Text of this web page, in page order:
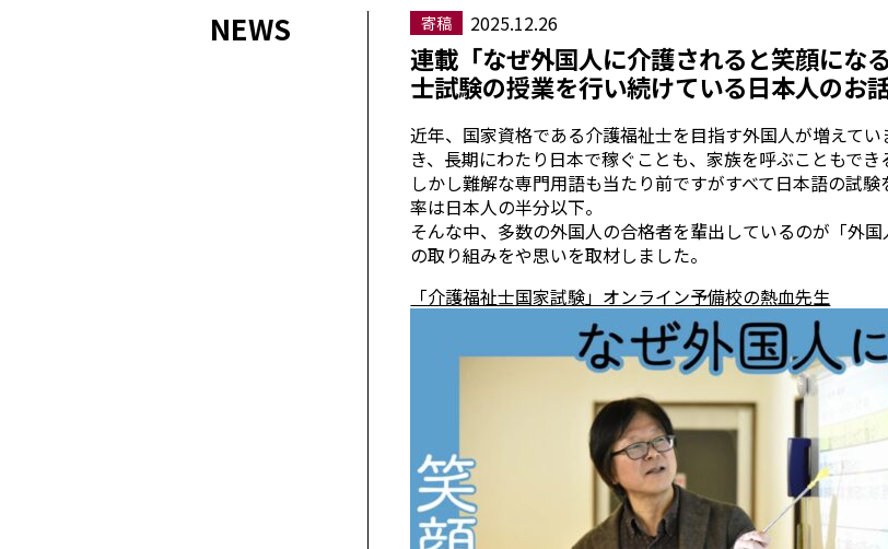
NEWS 寄稿 2025.12.26
連載「なぜ外国人に介護されると笑顔にな
士試験の授業を行い続けている日本人のお
近年、国家資格である介護福祉士を目指す外国人が増えて
き、長期にわたり日本で稼ぐことも、家族を呼ぶこともでき
しかし難解な専門用語も当たり前ですがすべて日本語の試
率は日本人の半分以下。
そんな中、多数の外国人の合格者を輩出しているのが「外
の取り組みをや思いを取材しました。
「介護福祉士国家試験」オンライン予備校の熱血先生